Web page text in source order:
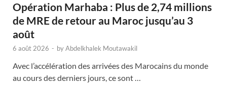
Opération Marhaba : Plus de 2,74 millions
de MRE de retour au Maroc jusqu’au 3
août
6 août 2026 - byAbdelkhalek Moutawakil
Avec l’accélération des arrivées des Marocains du monde
au cours des derniers jours, ce sont …